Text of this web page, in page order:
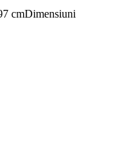
cmDimensiuni